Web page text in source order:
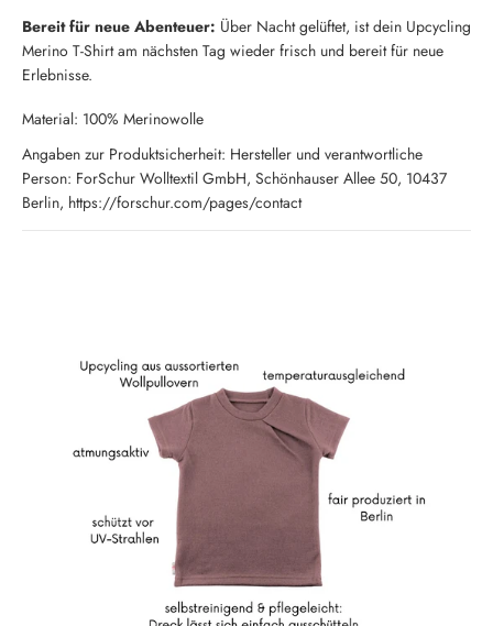
Bereit für neue Abenteuer: Über Nacht gelüftet, ist dein Upcycling
Merino T-Shirt am nächsten Tag wieder frisch und bereit für neue
Erlebnisse.
Material: 100% Merinowolle
Angaben zur Produktsicherheit: Hersteller und verantwortliche
Person: ForSchur Wolltextil GmbH, Schönhauser Allee 50, 10437
Berlin, https://forschur.com/pages/contact